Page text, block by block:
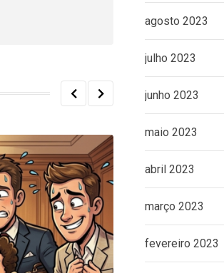
agosto 2023
julho 2023
junho 2023
maio 2023
abril 2023
março 2023
fevereiro 2023